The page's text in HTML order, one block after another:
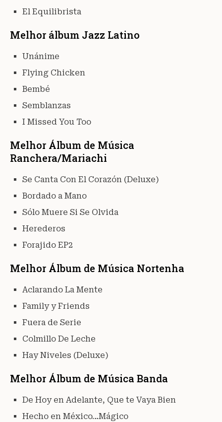
El Equilibrista
Melhor álbum Jazz Latino
Unánime
Flying Chicken
Bembé
Semblanzas
I Missed You Too
Melhor Álbum de Música
Ranchera/Mariachi
Se Canta Con El Corazón (Deluxe)
Bordado a Mano
Sólo Muere Si Se Olvida
Herederos
Forajido EP2
Melhor Álbum de Música Nortenha
Aclarando La Mente
Family y Friends
Fuera de Serie
Colmillo De Leche
Hay Niveles (Deluxe)
Melhor Álbum de Música Banda
De Hoy en Adelante, Que te Vaya Bien
Hecho en México…Mágico